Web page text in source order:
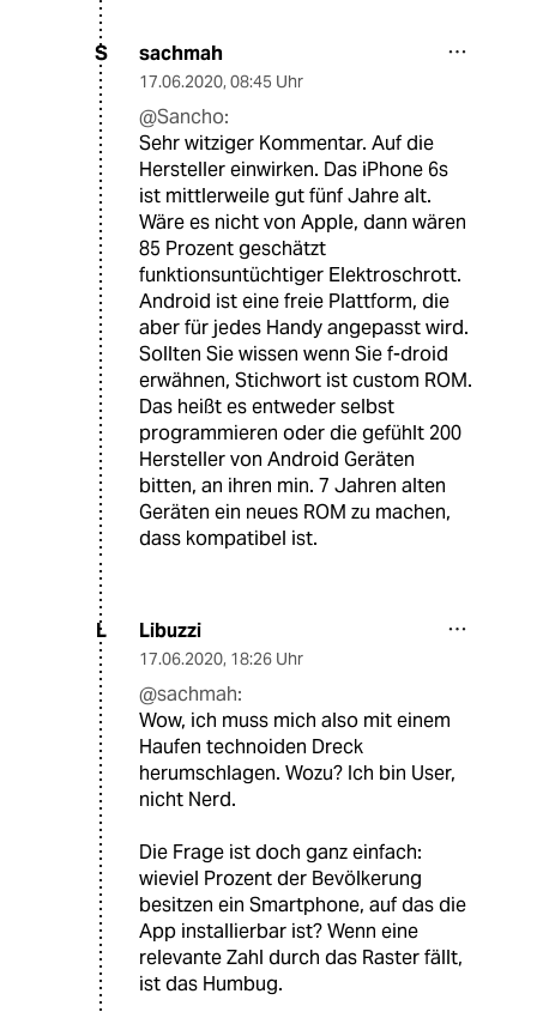
S sachmah
17.06.2020, 08:45 Uhr
@Sancho:
Sehr witziger Kommentar. Auf die
Hersteller einwirken. Das iPhone 6s
ist mittlerweile gut fünf Jahre alt.
Wäre es nicht von Apple, dann wären
85 Prozent geschätzt
funktionsuntüchtiger Elektroschrott.
Android ist eine freie Plattform, die
aber für jedes Handy angepasst wird.
Sollten Sie wissen wenn Sie f-droid
erwähnen, Stichwort ist custom ROM.
Das heißt es entweder selbst
programmieren oder die gefühlt 200
Hersteller von Android Geräten
bitten, an ihren min. 7 Jahren alten
Geräten ein neues ROM zu machen,
dass kompatibel ist.
L Libuzzi
17.06.2020, 18:26 Uhr
@sachmah:
Wow, ich muss mich also mit einem
Haufen technoiden Dreck
herumschlagen. Wozu? Ich bin User,
nicht Nerd.
Die Frage ist doch ganz einfach:
wieviel Prozent der Bevölkerung
besitzen ein Smartphone, auf das die
App installierbar ist? Wenn eine
relevante Zahl durch das Raster fällt,
ist das Humbug.